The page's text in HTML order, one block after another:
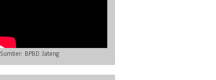
Sumber: BPBD Jateng